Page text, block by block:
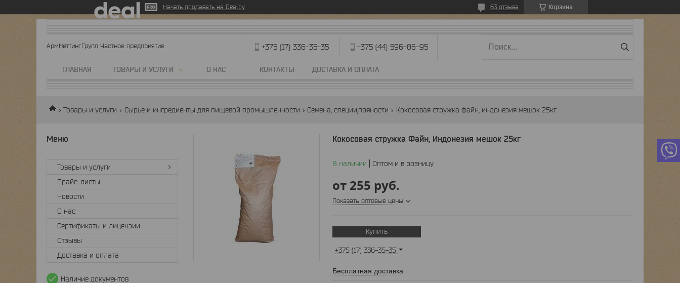
Начать продавать на Deal.by Корзина
63 отзыва
АрмНеттингГрупп Частное предприятие +375 (17) 336-35-35 +375 (44) 596-86-95
ГЛАВНАЯ ТОВАРЫ И УСЛУГИ О НАС КОНТАКТЫ ДОСТАВКА И ОПЛАТА
Товары и услуги Сырье и ингредиенты для пищевой промышленности Семена, специи,пряности Кокосовая стружка файн, индонезия мешок 25кг
Кокосовая стружка Файн, Индонезия мешок 25кг
В наличии Оптом и в розницу
от 255 руб.
Показать оптовые цены
Купить
+375 (17) 336-35-35
Бесплатная доставка
Товары и услуги
Прайс-листы
Новости
О нас
Сертификаты и лицензии
Отзывы
Доставка и оплата
Наличие документов